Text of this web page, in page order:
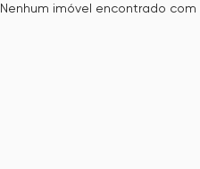
Nenhum imóvel encontrado